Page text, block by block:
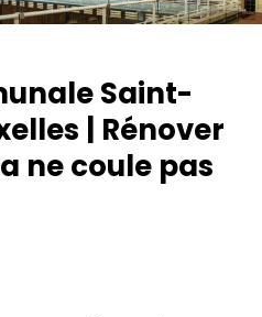
Saint-
| Rénover
ne coule pas